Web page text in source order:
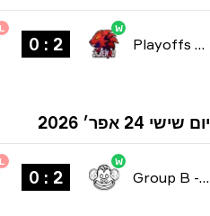
Playoffs
24 אפר׳ 2026
Group B